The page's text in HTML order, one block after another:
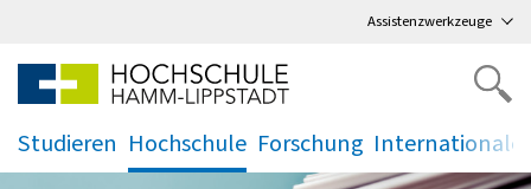
Assistenzwerkzeuge
Studieren
.
Hochschule
.
Forschung
. .